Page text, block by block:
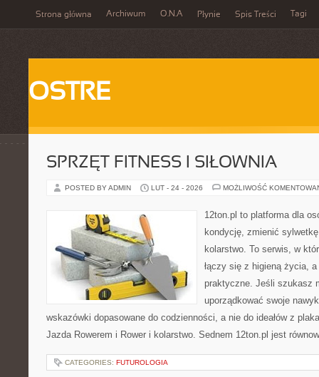
Strona główna Archiwum O.N.A Płynie Spis Treści Tagi
OSTRE
SPRZĘT FITNESS I SIŁOWNIA
POSTED BY ADMIN LUT - 24 - 2026 MOŻLIWOŚĆ
12ton.pl to platforma dla
kondycję, zmienić
kolarstwo. To serwis, w
łączy się z higieną życia,
praktyczne. Jeśli szukasz
uporządkować swoje
wskazówki dopasowane do codzienności, a nie do ideałów z
Jazda Rowerem i Rower i kolarstwo. Sednem 12ton.pl jest
CATEGORIES: FUTUROLOGIA